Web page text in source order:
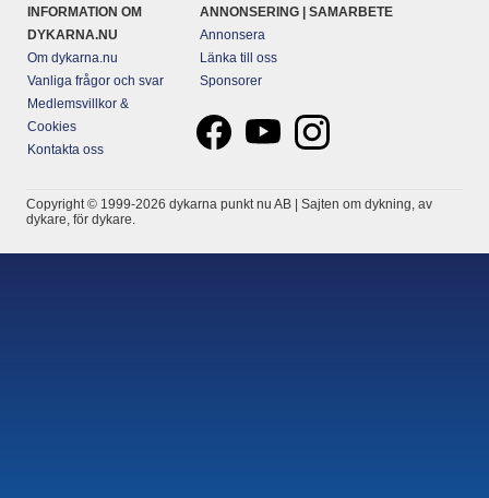
INFORMATION OM
DYKARNA.NU
Om dykarna.nu
Vanliga frågor och svar
Medlemsvillkor &
Cookies
Kontakta oss
ANNONSERING | SAMARBETE
Annonsera
Länka till oss
Sponsorer
Copyright © 1999-2026 dykarna punkt nu AB | Sajten om dykning, av
dykare, för dykare.